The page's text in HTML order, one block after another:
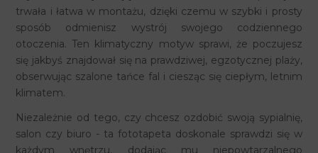
trwała i łatwa w montażu, dzięki czemu w szybki i prosty
sposób odmienisz wystrój swojego codziennego
otoczenia. Ten klimatyczny motyw sprawi, że poczujesz
się jakbyś znajdował się na prawdziwej, egzotycznej plaży,
obserwując szalone tańce fal i ciesząc się ciepłym, letnim
klimatem.
Niezależnie od tego, czy chcesz ozdobić swoją sypialnię,
salon czy biuro - ta fototapeta doskonale sprawdzi się w
każdym wnętrzu, dodając mu niepowtarzalnego